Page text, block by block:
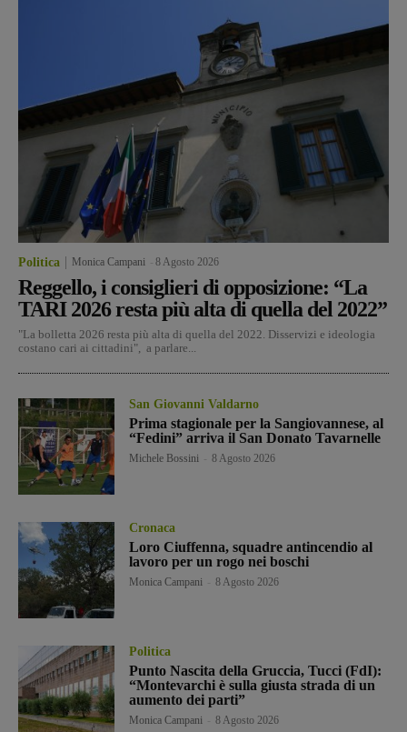
Politica Monica Campani 8 Agosto 2026
Reggello, i consiglieri di opposizione: “La
TARI 2026 resta più alta di quella del 2022”
"La bolletta 2026 resta più alta di quella del 2022. Disservizi e ideologia
costano cari ai cittadini", a parlare...
San Giovanni Valdarno
Prima stagionale per la Sangiovannese, al
“Fedini” arriva il San Donato Tavarnelle
Michele Bossini 8 Agosto 2026
Cronaca
Loro Ciuffenna, squadre antincendio al
lavoro per un rogo nei boschi
Monica Campani 8 Agosto 2026
Politica
Punto Nascita della Gruccia, Tucci (FdI):
“Montevarchi è sulla giusta strada di un
aumento dei parti”
Monica Campani 8 Agosto 2026